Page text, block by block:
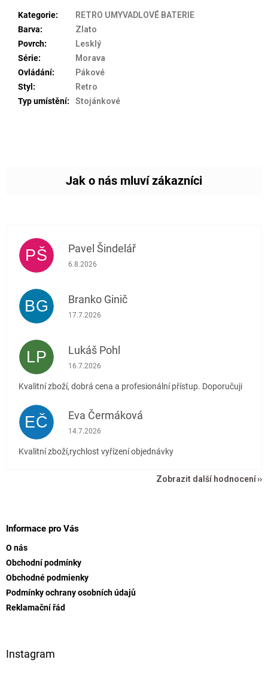
Kategorie:
RETRO UMYVADLOVÉ BATERIE
Barva:
Zlato
Povrch:
Lesklý
Série:
Morava
Ovládání:
Pákové
Styl :
Retro
Typ umístění: Stojánkové
PŠ Pavel Šindelář
Hodnocení obchodu je 5 z 5 hvězdiček.
6.8.2026
BG Branko Ginič
Hodnocení obchodu je 5 z 5 hvězdiček.
17.7.2026
LP Lukáš Pohl
Hodnocení obchodu je 5 z 5 hvězdiček.
16.7.2026
Kvalitní zboží, dobrá cena a profesionální přístup. Doporučuji
EČ Eva Čermáková
Hodnocení obchodu je 5 z 5 hvězdiček.
14.7.2026
Kvalitní zboží,rychlost vyřízení objednávky
Zobrazit další hodnocení
Informace pro Vás
O nás
Obchodní podmínky
Obchodné podmienky
Podmínky ochrany osobních údajů
Reklamační řád
Instagram